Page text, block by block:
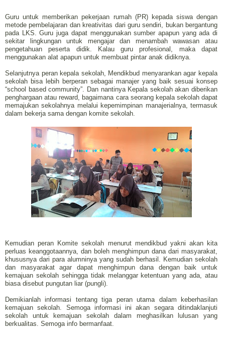
Guru untuk memberikan pekerjaan rumah (PR) kepada siswa dengan
metode pembelajaran dan kreativitas dari guru sendiri, bukan bergantung
pada LKS. Guru juga dapat menggunakan sumber apapun yang ada di
sekitar lingkungan untuk mengajar dan menambah wawasan atau
pengetahuan peserta didik. Kalau guru profesional, maka dapat
menggunakan alat apapun untuk membuat pintar anak didiknya.
Selanjutnya peran kepala sekolah, Mendikbud menyarankan agar kepala
sekolah bisa lebih berperan sebagai manajer yang baik sesuai konsep
“school based community”. Dan nantinya Kepala sekolah akan diberikan
penghargaan atau reward, bagaimana cara seorang kepala sekolah dapat
memajukan sekolahnya melalui kepemimpinan manajerialnya, termasuk
dalam bekerja sama dengan komite sekolah.
Kemudian peran Komite sekolah menurut mendikbud yakni akan kita
perluas keanggotaannya, dan boleh menghimpun dana dari masyarakat,
khususnya dari para alumninya yang sudah berhasil. Kemudian sekolah
dan masyarakat agar dapat menghimpun dana dengan baik untuk
kemajuan sekolah sehingga tidak melanggar ketentuan yang ada, atau
biasa disebut pungutan liar (pungli).
Demikianlah informasi tentang tiga peran utama dalam keberhasilan
kemajuan sekolah. Semoga informasi ini akan segara ditindaklanjuti
sekolah untuk kemajuan sekolah dalam meghasilkan lulusan yang
berkualitas. Semoga info bermanfaat.